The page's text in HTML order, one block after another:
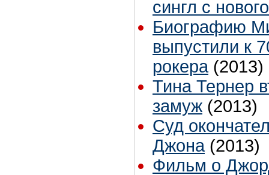
сингл с
Биографию
выпустили к
рокера (2013)
Тина Тернер
замуж (2013)
Суд
Джона (2013)
Фильм о